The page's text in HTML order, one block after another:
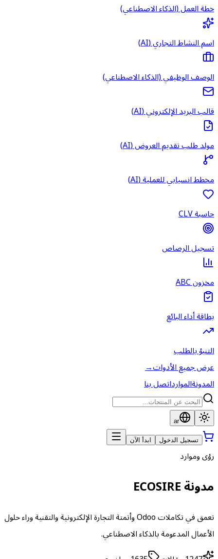
خطة العمل (الذكاء الاصطناعي)
اسم النشاط التجاري (AI)
الوصف الوظيفي (الذكاء الاصطناعي)
قالب البريد الإلكتروني (AI)
مولد طلب تقديم العروض (AI)
مخطط انسيابي للعملية (AI)
حاسبة CLV
تسجيل الرصاص
مخزون ABC
بطاقة أداء البائع
التنبؤ بالطلب
عرض جميع الأدوات→
المدونةالموارداتصل بنا
ar
تسجيل الدخول ابدأ الآن
رؤى وموارد
مدونة ECOSIRE
تعمق في تكاملات Odoo وأتمتة التجارة الإلكترونية والتقنية وراء حلول
الأعمال المدعومة بالذكاء الاصطناعي.